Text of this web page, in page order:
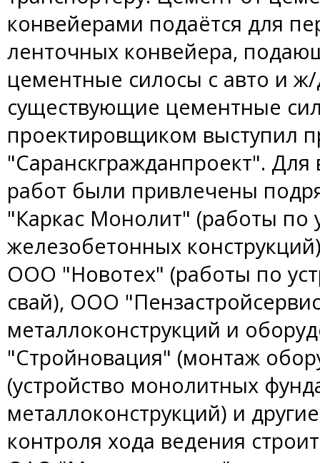
конвейерами подаётся для
ленточных конвейера,
цементные силосы с авто и ж/
существующие цементные
проектировщиком выступил
"Саранскгражданпроект".
работ были привлечены
"Каркас Монолит" (работы по
железобетонных
ООО "Новотех" (работы по
свай), ООО
металлоконструкций и
"Стройновация" (монтаж
(устройство монолитных
металлоконструкций) и
контроля хода ведения